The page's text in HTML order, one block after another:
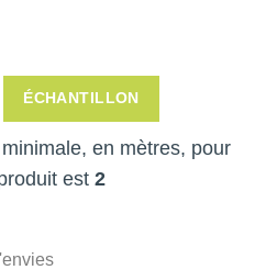
ÉCHANTILLON
en mètres, pour
est 2